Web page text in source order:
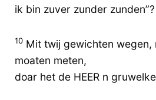
ik bin zuver zunder zunden”?
10 Mit twij gewichten wegen,
moaten meten,
doar het de HEER n